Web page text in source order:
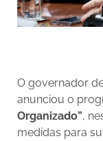
O governador
anunciou o
Organizado”,
medidas para